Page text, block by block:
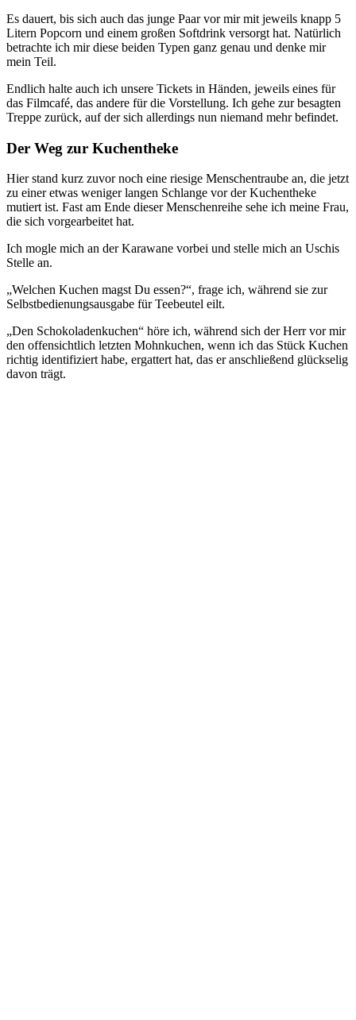
Es dauert, bis sich auch das junge Paar vor mir mit jeweils knapp 5
Litern Popcorn und einem großen Softdrink versorgt hat. Natürlich
betrachte ich mir diese beiden Typen ganz genau und denke mir
mein Teil.
Endlich halte auch ich unsere Tickets in Händen, jeweils eines für
das Filmcafé, das andere für die Vorstellung. Ich gehe zur besagten
Treppe zurück, auf der sich allerdings nun niemand mehr befindet.
Der Weg zur Kuchentheke
Hier stand kurz zuvor noch eine riesige Menschentraube an, die jetzt
zu einer etwas weniger langen Schlange vor der Kuchentheke
mutiert ist. Fast am Ende dieser Menschenreihe sehe ich meine Frau,
die sich vorgearbeitet hat.
Ich mogle mich an der Karawane vorbei und stelle mich an Uschis
Stelle an.
„Welchen Kuchen magst Du essen?“, frage ich, während sie zur
Selbstbedienungsausgabe für Teebeutel eilt.
„Den Schokoladenkuchen“ höre ich, während sich der Herr vor mir
den offensichtlich letzten Mohnkuchen, wenn ich das Stück Kuchen
richtig identifiziert habe, ergattert hat, das er anschließend glückselig
davon trägt.